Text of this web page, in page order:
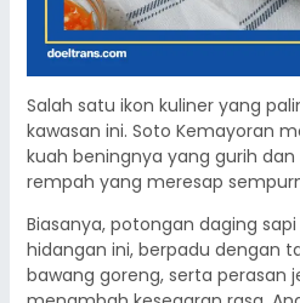
Salah satu ikon kuliner yang
kawasan ini. Soto Kemayoran
kuah beningnya yang gurih
rempah yang meresap
Biasanya, potongan daging
hidangan ini, berpadu dengan
bawang goreng, serta perasan